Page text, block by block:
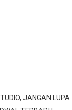
JANGAN LUPA